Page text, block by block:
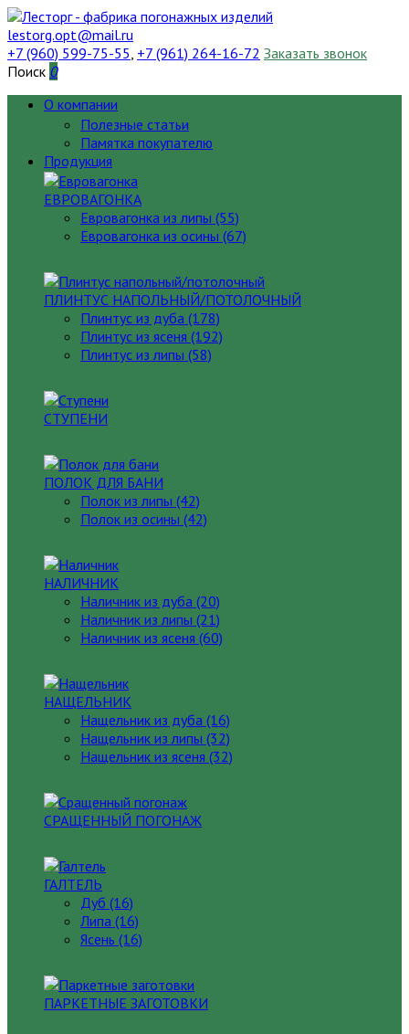
lestorg.opt@mail.ru
+7 (960) 599-75-55, +7 (961) 264-16-72 Заказать звонок
Поиск 0
О компании
Полезные статьи
Памятка покупателю
Продукция
ЕВРОВАГОНКА
Евровагонка из липы (55)
Евровагонка из осины (67)
ПЛИНТУС НАПОЛЬНЫЙ/ПОТОЛОЧНЫЙ
Плинтус из дуба (178)
Плинтус из ясеня (192)
Плинтус из липы (58)
СТУПЕНИ
ПОЛОК ДЛЯ БАНИ
Полок из липы (42)
Полок из осины (42)
НАЛИЧНИК
Наличник из дуба (20)
Наличник из липы (21)
Наличник из ясеня (60)
НАЩЕЛЬНИК
Нащельник из дуба (16)
Нащельник из липы (32)
Нащельник из ясеня (32)
СРАЩЕННЫЙ ПОГОНАЖ
ГАЛТЕЛЬ
Дуб (16)
Липа (16)
Ясень (16)
ПАРКЕТНЫЕ ЗАГОТОВКИ